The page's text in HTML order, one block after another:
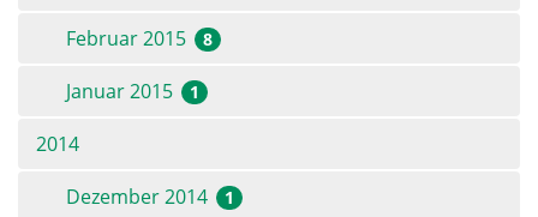
Februar 2015 8
Januar 2015 1
2014
Dezember 2014
1